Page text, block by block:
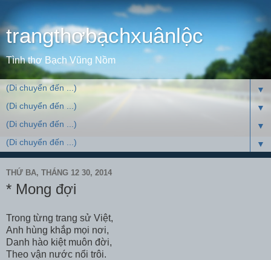
trangthơbạchxuânlộc
Tình thơ Bạch Vũng Nồm
▼
▼
▼
▼
THỨ BA, THÁNG 12 30, 2014
* Mong đợi
Trong từng trang sử Việt,
Anh hùng khắp mọi nơi,
Danh hào kiệt muôn đời,
Theo vận nước nổi trôi.